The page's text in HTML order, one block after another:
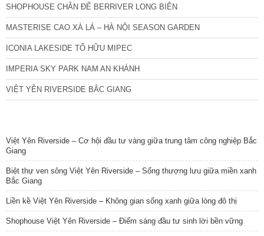
SHOPHOUSE CHÂN ĐẾ BERRIVER LONG BIÊN
MASTERISE CAO XÀ LÁ – HÀ NỘI SEASON GARDEN
ICONIA LAKESIDE TỐ HỮU MIPEC
IMPERIA SKY PARK NAM AN KHÁNH
VIỆT YÊN RIVERSIDE BẮC GIANG
Việt Yên Riverside – Cơ hội đầu tư vàng giữa trung tâm công nghiệp Bắc
Giang
Biệt thự ven sông Việt Yên Riverside – Sống thượng lưu giữa miền xanh
Bắc Giang
Liền kề Việt Yên Riverside – Không gian sống xanh giữa lòng đô thị
Shophouse Việt Yên Riverside – Điểm sáng đầu tư sinh lời bền vững